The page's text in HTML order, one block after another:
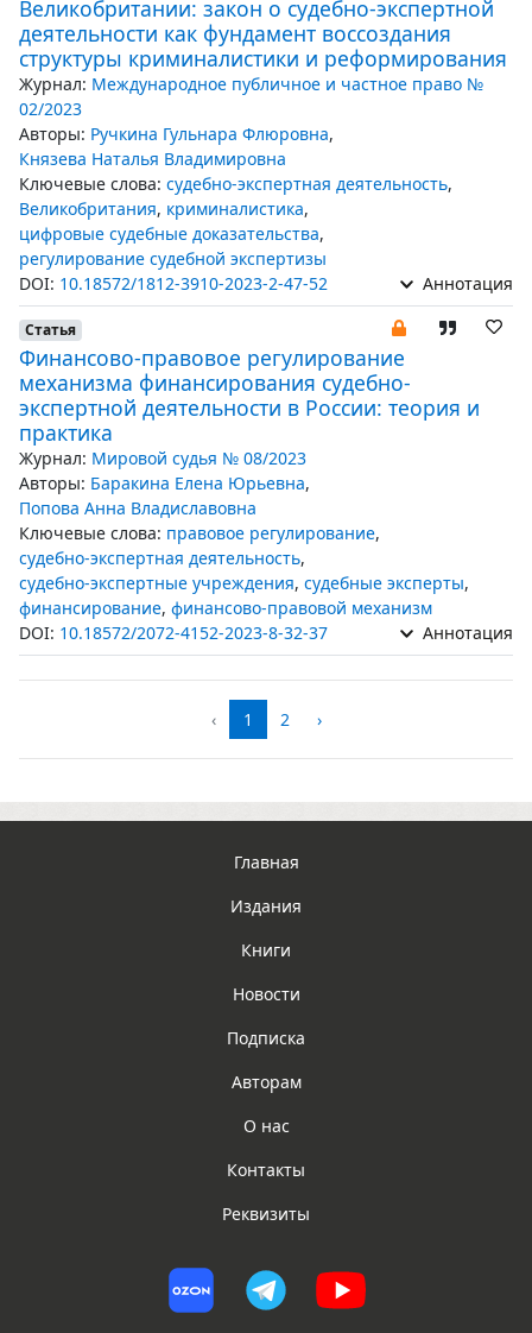
Великобритании: закон о судебно-экспертной
деятельности как фундамент воссоздания
структуры криминалистики и реформирования
Журнал: Международное публичное и частное право №
02/2023
Авторы: Ручкина Гульнара Флюровна,
Князева Наталья Владимировна
Ключевые слова: судебно-экспертная деятельность,
Великобритания, криминалистика,
цифровые судебные доказательства,
регулирование судебной экспертизы
DOI: 10.18572/1812-3910-2023-2-47-52 Аннотация
Статья
Финансово-правовое регулирование
механизма финансирования судебно-
экспертной деятельности в России: теория и
практика
Журнал: Мировой судья № 08/2023
Авторы: Баракина Елена Юрьевна,
Попова Анна Владиславовна
Ключевые слова: правовое регулирование,
судебно-экспертная деятельность,
судебно-экспертные учреждения, судебные эксперты,
финансирование, финансово-правовой механизм
DOI: 10.18572/2072-4152-2023-8-32-37 Аннотация
‹ 1 2 ›
Главная
Издания
Книги
Новости
Подписка
Авторам
О нас
Контакты
Реквизиты